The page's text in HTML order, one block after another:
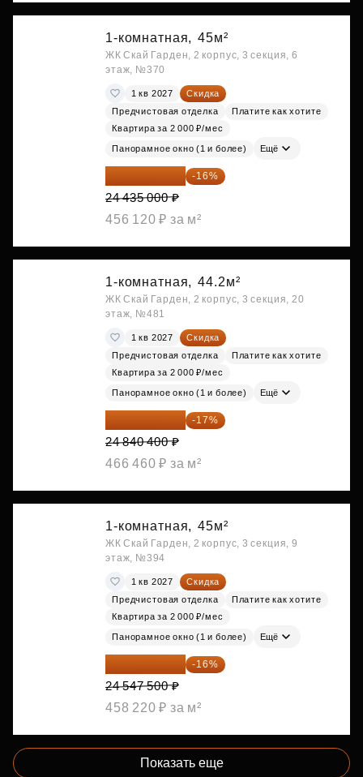
1-комнатная, 45м²
ЖК Скай Гарден, 2 корпус, 3 секция, 6
этаж, №370
1 кв 2027
Скидка
Предчистовая отделка
Платите как хотите
Квартира за 2 000 ₽/мес
Панорамное окно (1 и более) Ещё
20 525 400 ₽ -16%
24 435 000 ₽
456 120 ₽ за м²
1-комнатная, 44.2м²
ЖК Скай Гарден, 2 корпус, 3 секция, 20
этаж, №481
1 кв 2027
Скидка
Предчистовая отделка
Платите как хотите
Квартира за 2 000 ₽/мес
Панорамное окно (1 и более) Ещё
20 617 532 ₽ -17%
24 840 400 ₽
466 460 ₽ за м²
1-комнатная, 45м²
ЖК Скай Гарден, 2 корпус, 3 секция, 9
этаж, №394
1 кв 2027
Скидка
Предчистовая отделка
Платите как хотите
Квартира за 2 000 ₽/мес
Панорамное окно (1 и более) Ещё
20 619 900 ₽ -16%
24 547 500 ₽
458 220 ₽ за м²
Показать еще